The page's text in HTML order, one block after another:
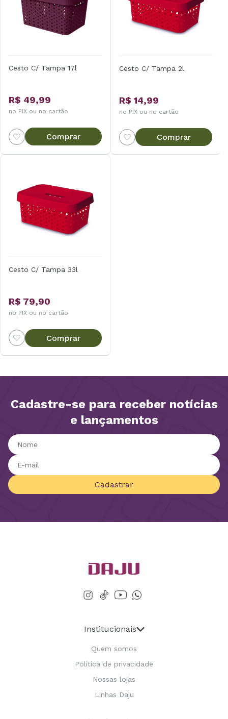
Cesto C/ Tampa 17l
R$ 49,99
no PIX ou no cartão
Comprar
Cesto C/ Tampa 2l
R$ 14,99
no PIX ou no cartão
Comprar
Cesto C/ Tampa 33l
R$ 79,90
no PIX ou no cartão
Comprar
Cadastre-se para receber notícias
e lançamentos
Cadastrar
Institucionais
Quem somos
Política de privacidade
Nossas lojas
Linhas Daju